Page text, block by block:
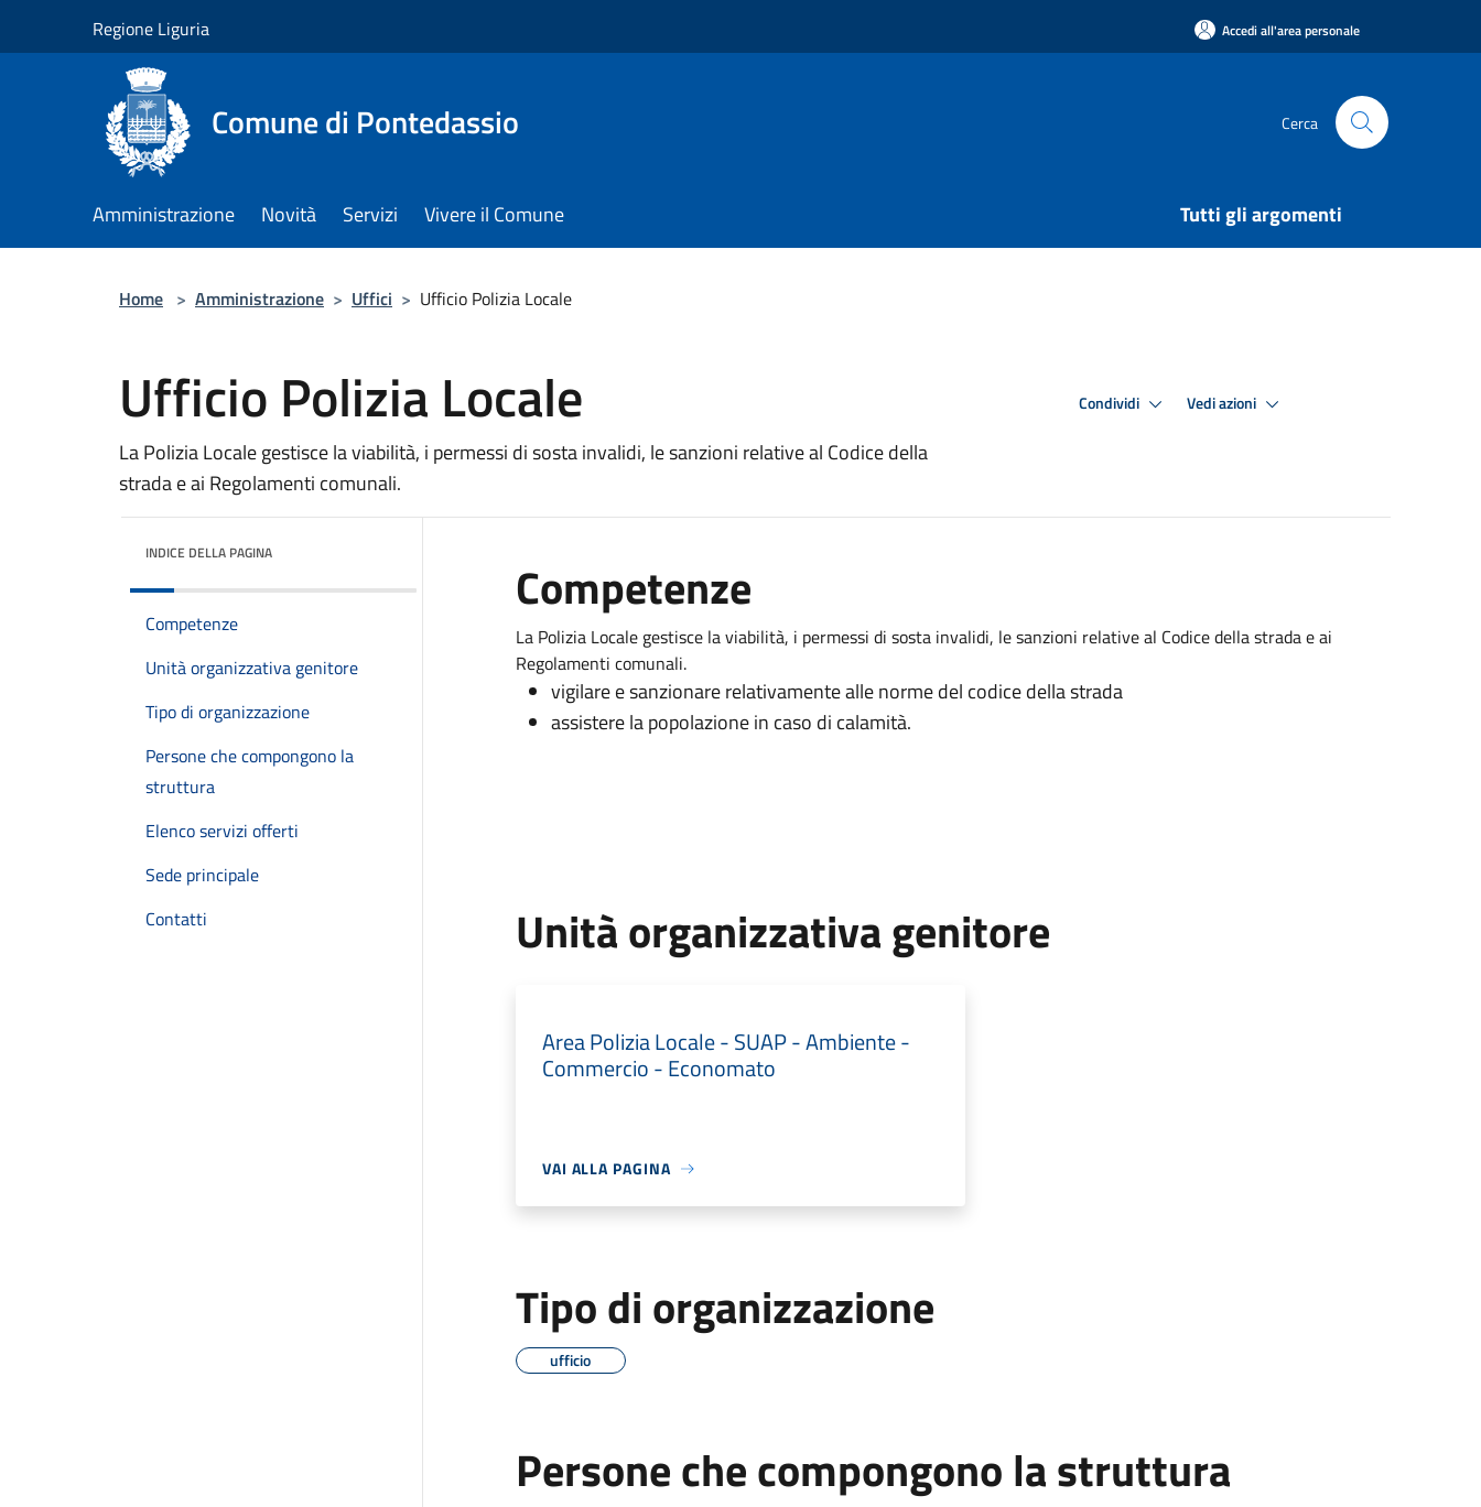
Regione Liguria Accedi all'area personale
Comune di Pontedassio Cerca
Amministrazione Novità Servizi Vivere il Comune Tutti gli argomenti
Home > Amministrazione > Uffici > Ufficio Polizia Locale
Ufficio Polizia Locale
La Polizia Locale gestisce la viabilità, i permessi di sosta invalidi, le sanzioni relative al Codice della
strada e ai Regolamenti comunali.
Condividi Vedi azioni
INDICE DELLA PAGINA
Competenze
Unità organizzativa genitore
Tipo di organizzazione
Persone che compongono la
struttura
Elenco servizi offerti
Sede principale
Contatti
Competenze
La Polizia Locale gestisce la viabilità, i permessi di sosta invalidi, le sanzioni relative al Codice della strada e ai
Regolamenti comunali.
vigilare e sanzionare relativamente alle norme del codice della strada
assistere la popolazione in caso di calamità.
Unità organizzativa genitore
Area Polizia Locale - SUAP - Ambiente -
Commercio - Economato
VAI ALLA PAGINA
Tipo di organizzazione
ufficio
Persone che compongono la struttura